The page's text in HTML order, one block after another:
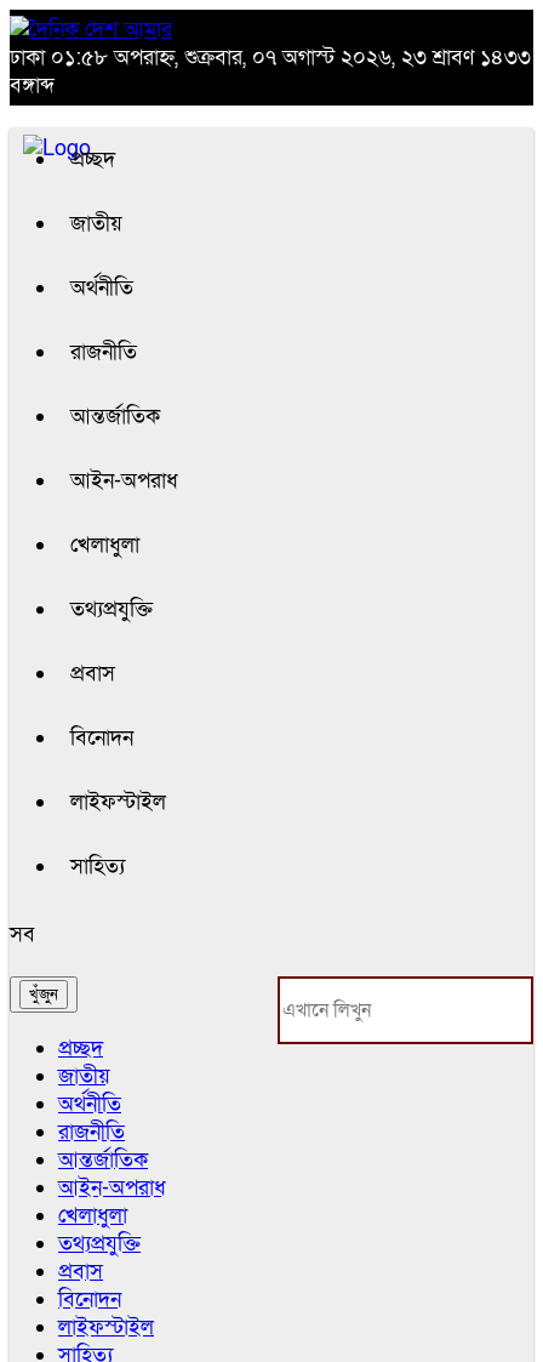
ঢাকা ০১:৫৮ অপরাহ্ন, শুক্রবার, ০৭ অগাস্ট ২০২৬, ২৩ শ্রাবণ ১৪৩৩
বঙ্গাব্দ
প্রচ্ছদ
জাতীয়
অর্থনীতি
রাজনীতি
আন্তর্জাতিক
আইন-অপরাধ
খেলাধুলা
তথ্যপ্রযুক্তি
প্রবাস
বিনোদন
লাইফস্টাইল
সাহিত্য
সব
প্রচ্ছদ
জাতীয়
অর্থনীতি
রাজনীতি
আন্তর্জাতিক
আইন-অপরাধ
খেলাধুলা
তথ্যপ্রযুক্তি
প্রবাস
বিনোদন
লাইফস্টাইল
সাহিত্য